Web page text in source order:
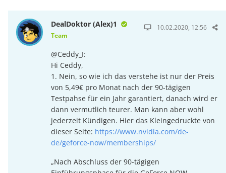
DealDoktor (Alex)1
Team
10.02.2020, 12:56
@Ceddy_I:
Hi Ceddy,
1. Nein, so wie ich das verstehe ist nur der Preis
von 5,49€ pro Monat nach der 90-tägigen
Testpahse für ein Jahr garantiert, danach wird er
dann vermutlich teurer. Man kann aber wohl
jederzeit Kündigen. Hier das Kleingedruckte von
dieser Seite: https://www.nvidia.com/de-
de/geforce-now/memberships/
„Nach Abschluss der 90-tägigen